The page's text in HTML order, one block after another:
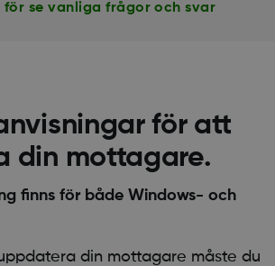
för se vanliga frågor och svar
för att
din mottagare.
finns för både Windows- och
din mottagare måste du